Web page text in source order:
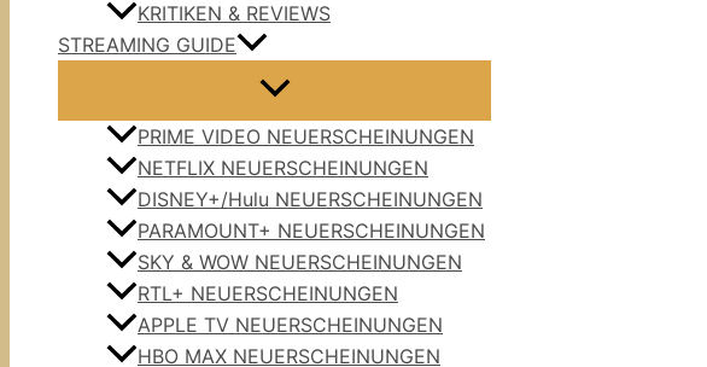
KRITIKEN & REVIEWS
STREAMING GUIDE
PRIME VIDEO NEUERSCHEINUNGEN
NETFLIX NEUERSCHEINUNGEN
DISNEY+/Hulu NEUERSCHEINUNGEN
PARAMOUNT+ NEUERSCHEINUNGEN
SKY & WOW NEUERSCHEINUNGEN
RTL+ NEUERSCHEINUNGEN
APPLE TV NEUERSCHEINUNGEN
HBO MAX NEUERSCHEINUNGEN